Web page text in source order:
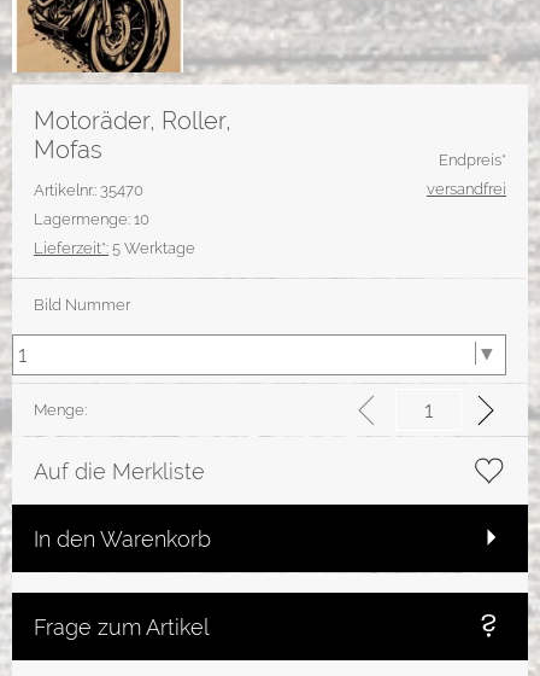
Motoräder, Roller,
Mofas
Artikelnr.: 35470
Lagermenge: 10
Lieferzeit*: 5 Werktage
Endpreis*
versandfrei
Bild Nummer
Menge:
Auf die Merkliste
In den Warenkorb
Frage zum Artikel